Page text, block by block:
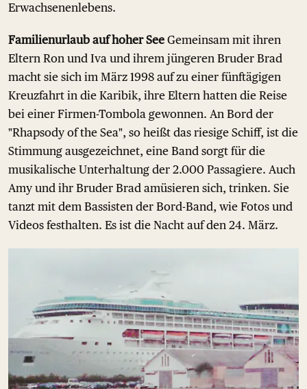
Erwachsenenlebens.
Familienurlaub auf hoher See Gemeinsam mit ihren
Eltern Ron und Iva und ihrem jüngeren Bruder Brad
macht sie sich im März 1998 auf zu einer fünftägigen
Kreuzfahrt in die Karibik, ihre Eltern hatten die Reise
bei einer Firmen-Tombola gewonnen. An Bord der
"Rhapsody of the Sea", so heißt das riesige Schiff, ist die
Stimmung ausgezeichnet, eine Band sorgt für die
musikalische Unterhaltung der 2.000 Passagiere. Auch
Amy und ihr Bruder Brad amüsieren sich, trinken. Sie
tanzt mit dem Bassisten der Bord-Band, wie Fotos und
Videos festhalten. Es ist die Nacht auf den 24. März.